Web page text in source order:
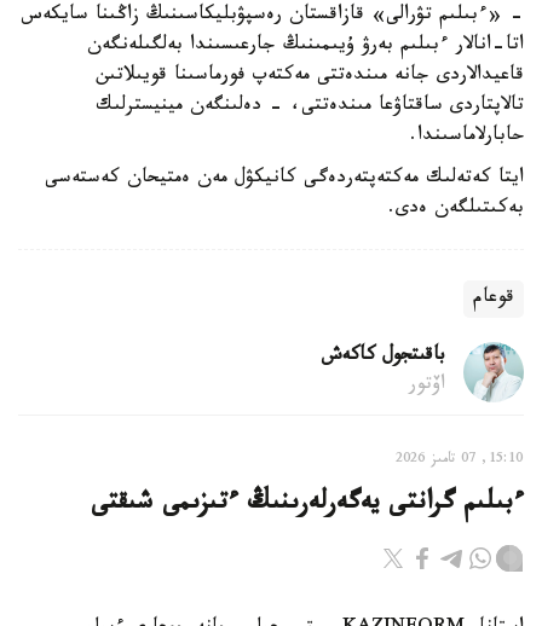
- «ءبىلىم تۋرالى» قازاقستان رەسپۋبليكاسىنىڭ زاڭىنا سايكەس
اتا-انالار ءبىلىم بەرۋ ۇيىمىنىڭ جارعىسىندا بەلگىلەنگەن
قاعيدالاردى جانە مىندەتتى مەكتەپ فورماسىنا قويىلاتىن
تالاپتاردى ساقتاۋعا مىندەتتى، - دەلىنگەن مينيسترلىك
حابارلاماسىندا.
ايتا كەتەلىك مەكتەپتەردەگى كانيكۋل مەن ەمتيحان كەستەسى
بەكىتىلگەن ەدى.
قوعام
باقىتجول كاكەش
اۆتور
15:10, 07 تامىز 2026
ءبىلىم گرانتى يەگەرلەرىنىڭ ءتىزىمى شىقتى